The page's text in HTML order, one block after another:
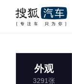
外观
3291张